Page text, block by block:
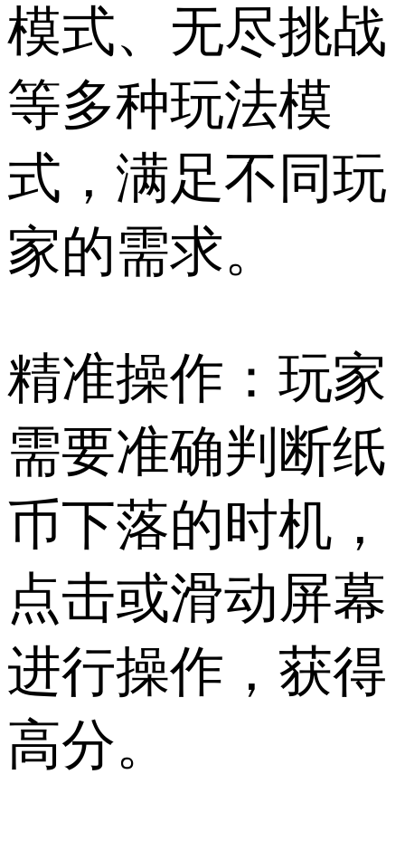
模式、无尽挑战
等多种玩法模
式，满足不同玩
家的需求。
精准操作：玩家
需要准确判断纸
币下落的时机，
点击或滑动屏幕
进行操作，获得
高分。